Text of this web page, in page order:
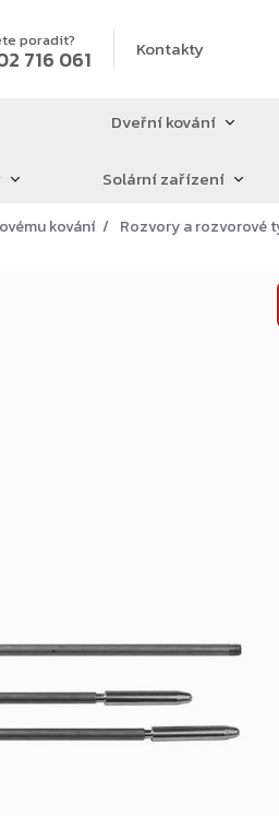
poradit?
716 061 Kontakty
Dveřní kování
Solární zařízení
kování Rozvory a rozvorové